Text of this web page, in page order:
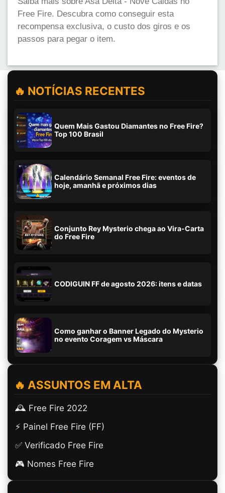
Free Fire. Descubra como conseguir esta
recompensa exclusiva, o custo dos giros e os
passos para pegar o item.
🔥 NOTÍCIAS RECENTES
Quem Mais Gastou Diamantes no Free Fire?
Top 100 Brasil
Calendário Semanal Free Fire: eventos de
hoje, amanhã e próximos dias
Conjunto Rey Mysterio chega ao Vira-Carta
do Free Fire
CODIGUIN FF de agosto 2026: itens e datas
Como ganhar o Banner Legado do Mysterio
no evento Coragem vs Máscara
🔥 ASSUNTOS EM ALTA
🕰️ Free Fire 2022
⚡ Painel Free Fire (FF)
✅ Verificado Free Fire
🎮 Nomes Free Fire